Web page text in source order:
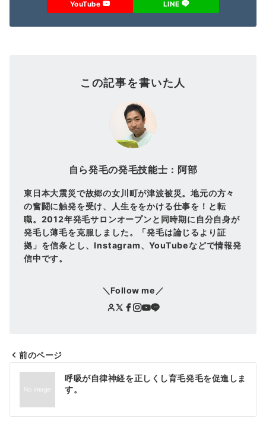
YouTube LINE
この記事を書いた人
自ら発毛の発毛技能士：阿部
東日本大震災で故郷の女川町が津波被災。地元の方々
の奮闘に触発を受け、人生ををかける仕事を！と転
職。2012年発毛サロンオープンと同時期に自分自身が
発毛し薄毛を克服しました。「発毛は論じるより証
拠」を信条とし、Instagram、YouTubeなどで情報発
信中です。
＼Follow me／
投
ナ
前のページ
呼吸が自律神経を正しくし育毛発毛を促進しま
す。